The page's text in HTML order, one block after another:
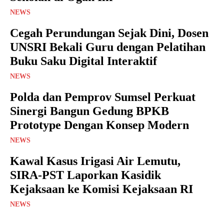
NEWS
Cegah Perundungan Sejak Dini, Dosen
UNSRI Bekali Guru dengan Pelatihan
Buku Saku Digital Interaktif
NEWS
Polda dan Pemprov Sumsel Perkuat
Sinergi Bangun Gedung BPKB
Prototype Dengan Konsep Modern
NEWS
Kawal Kasus Irigasi Air Lemutu,
SIRA-PST Laporkan Kasidik
Kejaksaan ke Komisi Kejaksaan RI
NEWS